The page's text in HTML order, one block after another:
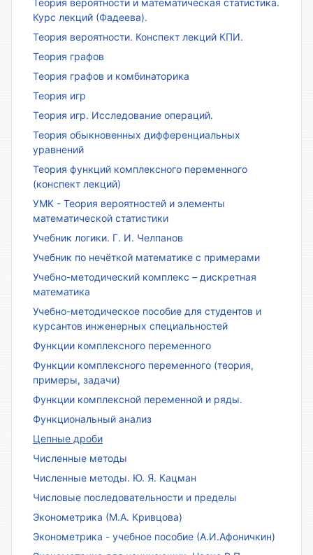
Теория вероятности и математическая статистика.
Курс лекций (Фадеева).
Теория вероятности. Конспект лекций КПИ.
Теория графов
Теория графов и комбинаторика
Теория игр
Теория игр. Исследование операций.
Теория обыкновенных дифференциальных
уравнений
Теория функций комплексного переменного
(конспект лекций)
УМК - Теория вероятностей и элементы
математической статистики
Учебник логики. Г. И. Челпанов
Учебник по нечёткой математике с примерами
Учебно-методический комплекс – дискретная
математика
Учебно-методическое пособие для студентов и
курсантов инженерных специальностей
Функции комплексного переменного
Функции комплексного переменного (теория,
примеры, задачи)
Функции комплексной переменной и ряды.
Функциональный анализ
Цепные дроби
Численные методы
Численные методы. Ю. Я. Кацман
Числовые последовательности и пределы
Эконометрика (М.А. Кривцова)
Эконометрика - учебное пособие (А.И.Афоничкин)